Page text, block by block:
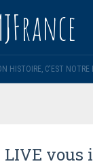
HISTOIRE, C'EST
LIVE